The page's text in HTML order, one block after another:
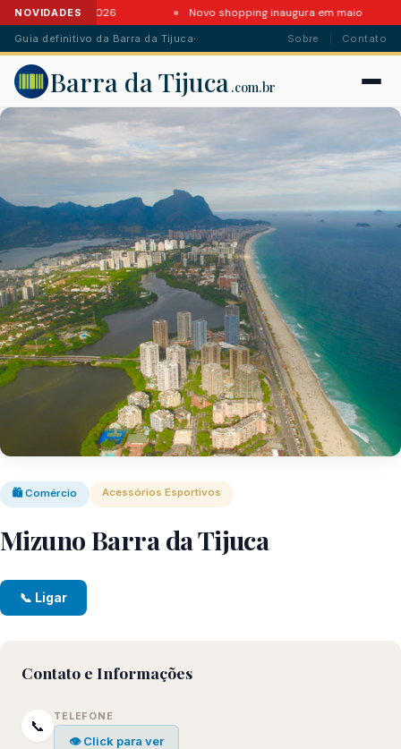
NOVIDADES
da Barra em 2026 Novo shopping inaugura em maio
Guia definitivo da Barra da Tijuca· Sobre Contato
Barra da Tijuca .com.br
🛍️ Comércio Acessórios Esportivos
Mizuno Barra da Tijuca
📞 Ligar
Contato e Informações
📞
TELEFONE
👁 Click para ver